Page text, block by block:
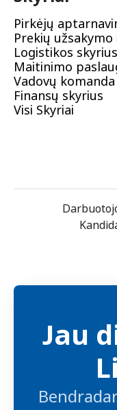
Pirkėjų
Prekių
Logistikos skyrius
Maitinimo
Vadovų komanda
Finansų skyrius
Visi Skyriai
Jau